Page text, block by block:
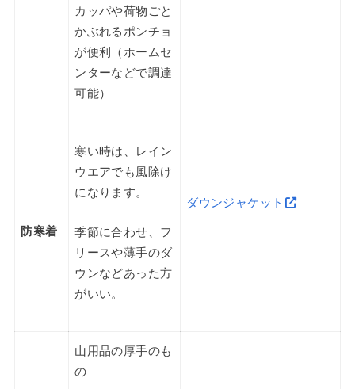
カッパや荷物ごと
かぶれるポンチョ
が便利（ホームセ
ンターなどで調達
可能）
防寒着
寒い時は、レイン
ウエアでも風除け
になります。
季節に合わせ、フ
リースや薄手のダ
ウンなどあった方
がいい。
ダウンジャケット
山用品の厚手のも
の